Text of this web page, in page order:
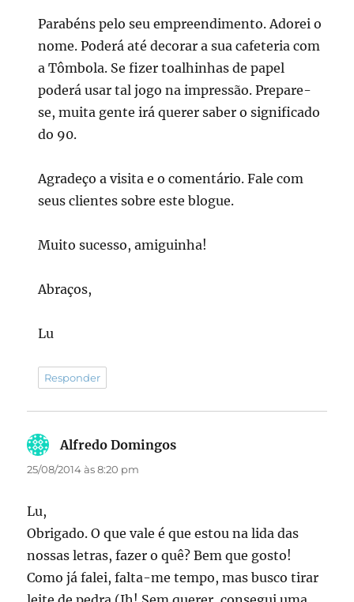
Parabéns pelo seu empreendimento. Adorei o
nome. Poderá até decorar a sua cafeteria com
a Tômbola. Se fizer toalhinhas de papel
poderá usar tal jogo na impressão. Prepare-
se, muita gente irá querer saber o significado
do 90.
Agradeço a visita e o comentário. Fale com
seus clientes sobre este blogue.
Muito sucesso, amiguinha!
Abraços,
Lu
Responder
Alfredo Domingos
25/08/2014 às 8:20 pm
Lu,
Obrigado. O que vale é que estou na lida das
nossas letras, fazer o quê? Bem que gosto!
Como já falei, falta-me tempo, mas busco tirar